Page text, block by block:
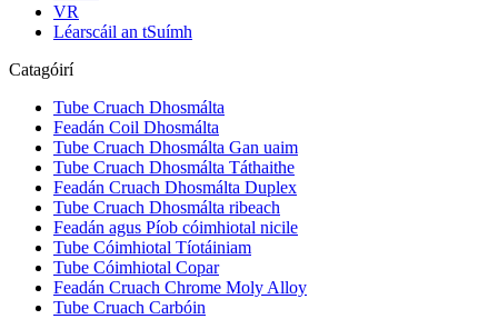
VR
Léarscáil an tSuímh
Catagóirí
Tube Cruach Dhosmálta
Feadán Coil Dhosmálta
Tube Cruach Dhosmálta Gan uaim
Tube Cruach Dhosmálta Táthaithe
Feadán Cruach Dhosmálta Duplex
Tube Cruach Dhosmálta ribeach
Feadán agus Píob cóimhiotal nicile
Tube Cóimhiotal Tíotáiniam
Tube Cóimhiotal Copar
Feadán Cruach Chrome Moly Alloy
Tube Cruach Carbóin